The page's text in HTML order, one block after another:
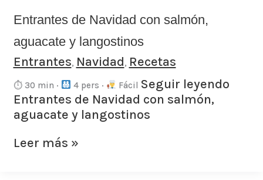
Entrantes de Navidad con salmón,
aguacate y langostinos
Entrantes, Navidad, Recetas
⏱ 30 min · 4 pers · Fácil Seguir leyendo
Entrantes de Navidad con salmón,
aguacate y langostinos
Leer más »